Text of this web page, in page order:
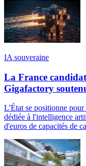
IA souveraine
La France
Gigafactory
L'État se positionne
dédiée à l'intelligence
d'euros de capacités de